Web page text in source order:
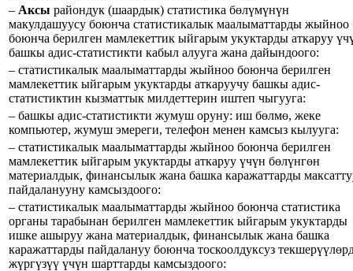
– Аксы райондук (шаардык) статистика бөлүмүнүн
макулдашуусу боюнча статистикалык маалыматтарды жыйноо
боюнча берилген мамлекеттик ыйгарым укуктарды аткаруу
башкы адис-статистикти кабыл алууга жана дайындоого:
– статистикалык маалыматтарды жыйноо боюнча берилген
мамлекеттик ыйгарым укуктарды аткаруучу башкы адис-
статистиктин кызматтык милдеттерин иштеп чыгууга:
– башкы адис-статистикти жумуш оруну: иш бөлмө, жеке
компьютер, жумуш эмереги, телефон менен камсыз кылууга:
– статистикалык маалыматтарды жыйноо боюнча берилген
мамлекеттик ыйгарым укуктарды аткаруу үчүн бөлүнгөн
материалдык, финансылык жана башка каражаттарды
пайдаланууну камсыздоого:
– статистикалык маалыматтарды жыйноо боюнча статистика
органы тарабынан берилген мамлекеттик ыйгарым укуктарды
ишке ашыруу жана материалдык, финансылык жана башка
каражаттарды пайдалануу боюнча тоскоолдуксуз
жүргүзүү үчүн шарттарды камсыздоого: